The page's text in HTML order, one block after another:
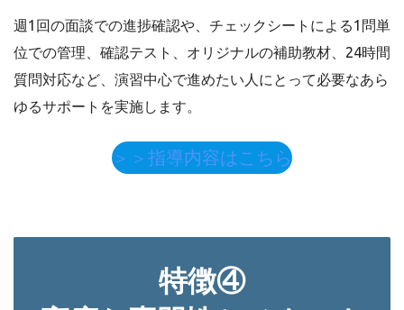
週1回の面談での進捗確認や、チェックシートによる1問単
位での管理、確認テスト、オリジナルの補助教材、24時間
質問対応など、演習中心で進めたい人にとって必要なあら
ゆるサポートを実施します。
＞＞指導内容はこちら
特徴④